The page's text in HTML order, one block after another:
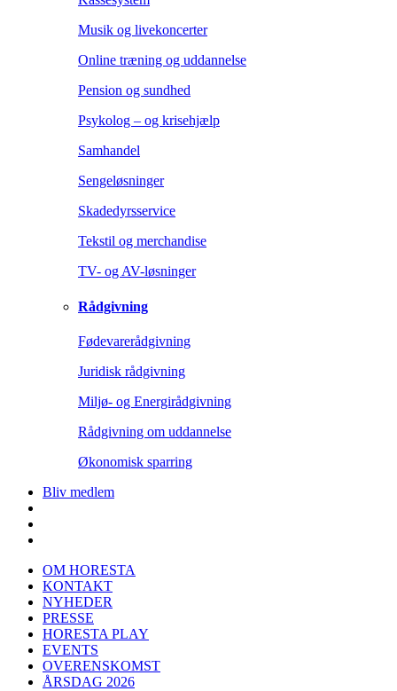
Musik og livekoncerter
Online træning og uddannelse
Pension og sundhed
Psykolog – og krisehjælp
Samhandel
Sengeløsninger
Skadedyrsservice
Tekstil og merchandise
TV- og AV-løsninger
Rådgivning
Fødevarerådgivning
Juridisk rådgivning
Miljø- og Energirådgivning
Rådgivning om uddannelse
Økonomisk sparring
Bliv medlem
OM HORESTA
KONTAKT
NYHEDER
PRESSE
HORESTA PLAY
EVENTS
OVERENSKOMST
ÅRSDAG 2026